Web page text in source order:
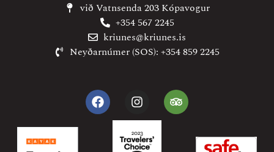
við Vatnsenda 203 Kópavogur
+354 567 2245
kriunes@kriunes.is
Neyðarnúmer (SOS): +354 859 2245